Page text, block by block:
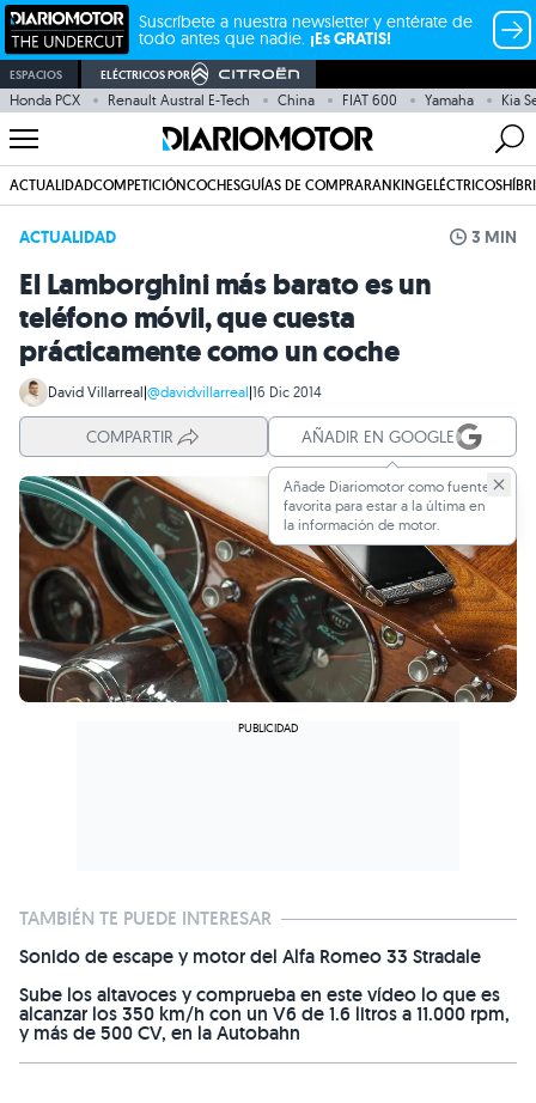
Suscríbete a nuestra newsletter y entérate de
todo antes que nadie. ¡Es GRATIS!
ESPACIOS ELÉCTRICOS POR
Honda PCX Renault Austral E-Tech China FIAT 600 Yamaha Kia
ACTUALIDADCOMPETICIÓNCOCHESGUÍAS DE COMPRARANKINGELÉCTRICOS
ACTUALIDAD 3 MIN
El Lamborghini más barato es un
teléfono móvil, que cuesta
prácticamente como un coche
David Villarreal|@davidvillarreal|16 Dic 2014
COMPARTIR AÑADIR EN GOOGLE
Añade Diariomotor como fuente
favorita para estar a la última en
la información de motor.
TAMBIÉN TE PUEDE INTERESAR
Sonido de escape y motor del Alfa Romeo 33 Stradale
Sube los altavoces y comprueba en este vídeo lo que es
alcanzar los 350 km/h con un V6 de 1.6 litros a 11.000 rpm,
y más de 500 CV, en la Autobahn